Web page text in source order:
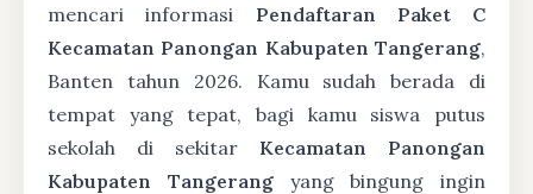
mencari informasi Pendaftaran Paket C
Kecamatan Panongan Kabupaten Tangerang,
Banten tahun 2026. Kamu sudah berada di
tempat yang tepat, bagi kamu siswa putus
sekolah di sekitar Kecamatan Panongan
Kabupaten Tangerangyang bingung ingin